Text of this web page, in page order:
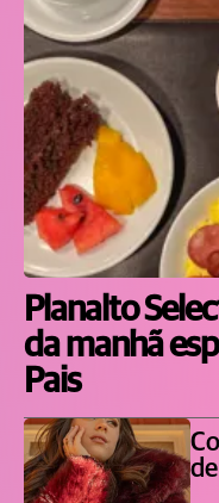
Planalto
da manhã
Pais